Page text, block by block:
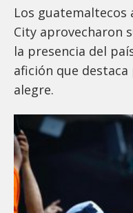
Los guatemaltecos
City aprovecharon
la presencia del
afición que
alegre.